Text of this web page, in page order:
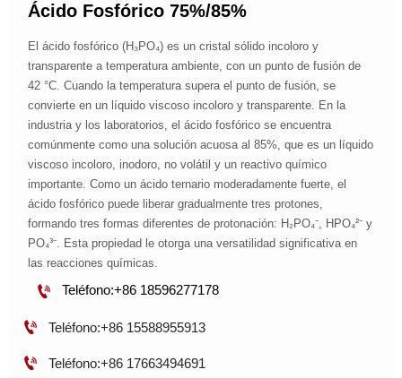
Ácido Fosfórico 75%/85%
El ácido fosfórico (H₃PO₄) es un cristal sólido incoloro y
transparente a temperatura ambiente, con un punto de fusión de
42 °C. Cuando la temperatura supera el punto de fusión, se
convierte en un líquido viscoso incoloro y transparente. En la
industria y los laboratorios, el ácido fosfórico se encuentra
comúnmente como una solución acuosa al 85%, que es un líquido
viscoso incoloro, inodoro, no volátil y un reactivo químico
importante. Como un ácido ternario moderadamente fuerte, el
ácido fosfórico puede liberar gradualmente tres protones,
formando tres formas diferentes de protonación: H₂PO₄⁻, HPO₄²⁻ y
PO₄³⁻. Esta propiedad le otorga una versatilidad significativa en
las reacciones químicas.
 Teléfono:+86 18596277178
 Teléfono:+86 15588955913
 Teléfono:+86 17663494691